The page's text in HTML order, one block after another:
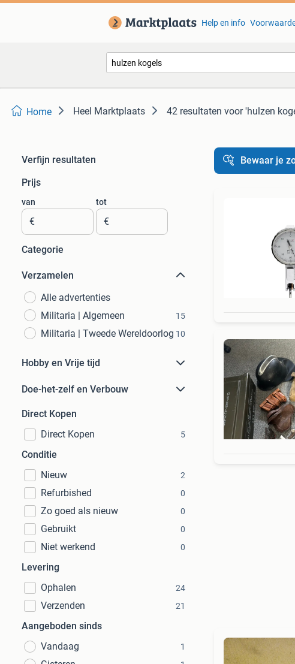
Help en info
Home Heel Marktplaats 42 resultaten voor 'hulzen
Verfijn resultaten
Prijs
van
€
tot
€
Categorie
Verzamelen
Alle advertenties
Militaria | Algemeen
15
Militaria | Tweede Wereldoorlog 10
Hobby en Vrije tijd
Doe-het-zelf en Verbouw
Direct Kopen
Direct Kopen
5
Conditie
Nieuw
2
Refurbished 0
Zo goed als nieuw 0
Gebruikt 0
Niet werkend 0
Levering
Ophalen
24
Verzenden 21
Aangeboden sinds
Vandaag
1
Bewaar je